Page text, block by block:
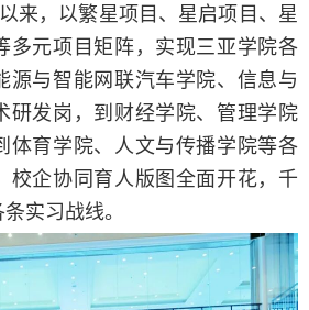
来，以繁星项目、星启项目、星
多元项目矩阵，实现三亚学院各
源与智能网联汽车学院、信息与
研发岗，到财经学院、管理学院
体育学院、人文与传播学院等各
校企协同育人版图全面开花，千
实习战线。